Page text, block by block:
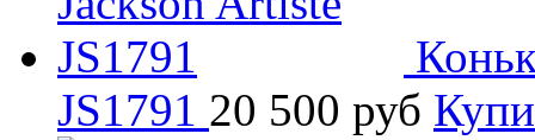
JS1791 20 500 руб